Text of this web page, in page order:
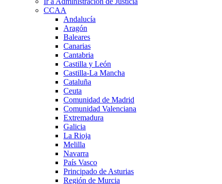
CCAA
Andalucía
Aragón
Baleares
Canarias
Cantabria
Castilla y León
Castilla-La Mancha
Cataluña
Ceuta
Comunidad de Madrid
Comunidad Valenciana
Extremadura
Galicia
La Rioja
Melilla
Navarra
País Vasco
Principado de Asturias
Región de Murcia